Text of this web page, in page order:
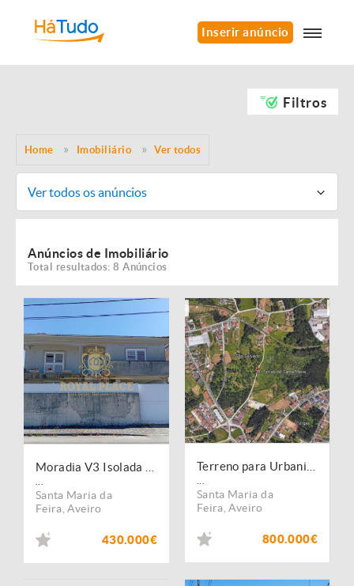
Inserir anúncio
Filtros
Home Imobiliário Ver todos
Ver todos os anúncios
Anúncios de Imobiliário
Total resultados: 8 Anúncios
Santa Maria da
Feira ,Aveiro
430.000€
Santa Maria da
Feira ,Aveiro
800.000€